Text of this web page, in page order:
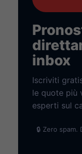
inbox
Iscriviti
le quote più
esperti sul
🔒 Zero